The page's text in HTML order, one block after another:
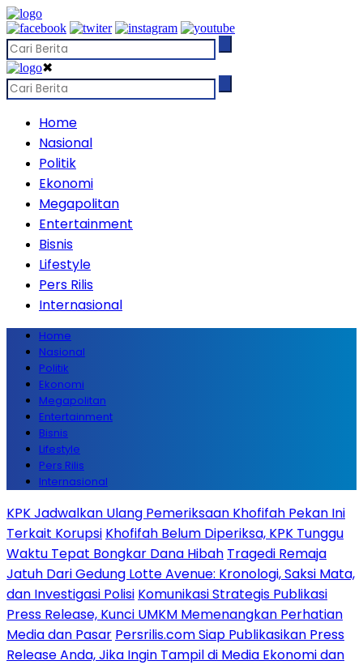
✖
Home
Nasional
Politik
Ekonomi
Megapolitan
Entertainment
Bisnis
Lifestyle
Pers Rilis
Internasional
Home
Nasional
Politik
Ekonomi
Megapolitan
Entertainment
Bisnis
Lifestyle
Pers Rilis
Internasional
KPK Jadwalkan Ulang Pemeriksaan Khofifah Pekan Ini
Terkait Korupsi Khofifah Belum Diperiksa, KPK Tunggu
Waktu Tepat Bongkar Dana Hibah Tragedi Remaja
Jatuh Dari Gedung Lotte Avenue: Kronologi, Saksi Mata,
dan Investigasi Polisi Komunikasi Strategis Publikasi
Press Release, Kunci UMKM Memenangkan Perhatian
Media dan Pasar Persrilis.com Siap Publikasikan Press
Release Anda, Jika Ingin Tampil di Media Ekonomi dan